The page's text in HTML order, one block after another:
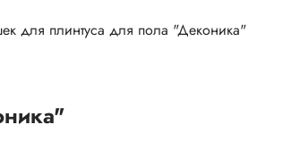
Потолочные плинтусы
для плинтуса для пола "Деконика"